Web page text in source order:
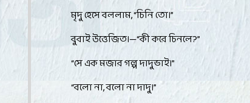
মৃদু হেসে বললাম, “চিনি তো।”
বুবাই উত্তেজিত।—“কী করে চিনলে?”
“সে এক মজার গল্প দাদুভাই।”
“বলো না,বলো না দাদু।”